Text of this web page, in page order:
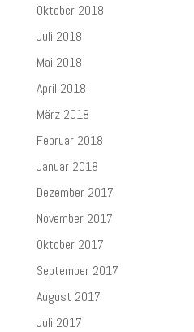
Oktober 2018
Juli 2018
Mai 2018
April 2018
März 2018
Februar 2018
Januar 2018
Dezember 2017
November 2017
Oktober 2017
September 2017
August 2017
Juli 2017